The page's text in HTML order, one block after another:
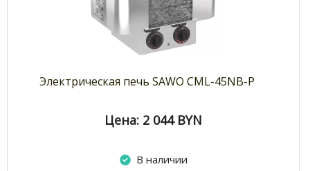
Электрическая печь SAWO CML-45NB-P
Цена: 2 044 BYN
В наличии